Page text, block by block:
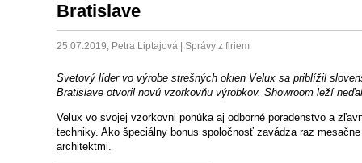
Bratislave
25.07.2019, Petra Liptajová | Správy z firiem
Svetový líder vo výrobe strešných okien Velux sa priblížil
Bratislave otvoril novú vzorkovňu výrobkov. Showroom leží
Velux vo svojej vzorkovni ponúka aj odborné poradenstvo a
techniky. Ako špeciálny bonus spoločnosť zavádza raz
architektmi.